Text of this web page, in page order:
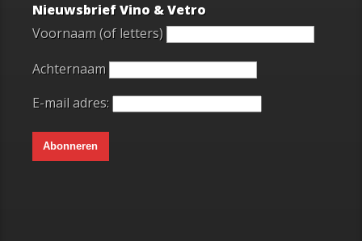
Nieuwsbrief Vino & Vetro
Voornaam (of letters)
Achternaam
E-mail adres: